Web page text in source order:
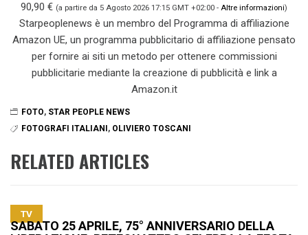
90,90 € (a partire da 5 Agosto 2026 17:15 GMT +02:00 - Altre informazioni)
Starpeoplenews è un membro del Programma di affiliazione
Amazon UE, un programma pubblicitario di affiliazione pensato
per fornire ai siti un metodo per ottenere commissioni
pubblicitarie mediante la creazione di pubblicità e link a
Amazon.it
FOTO, STAR PEOPLE NEWS
FOTOGRAFI ITALIANI, OLIVIERO TOSCANI
RELATED ARTICLES
TV
SABATO 25 APRILE, 75° ANNIVERSARIO DELLA